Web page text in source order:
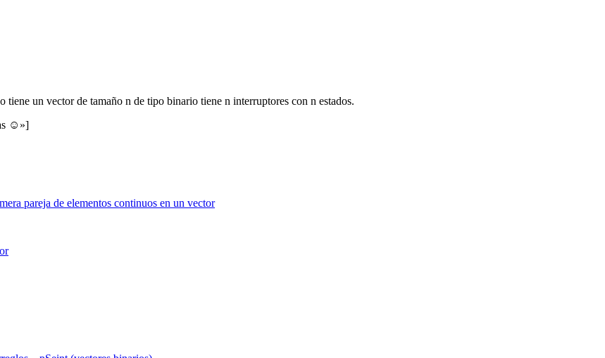
un vector de tamaño n de tipo binario tiene n interruptores con n estados.
☺»]